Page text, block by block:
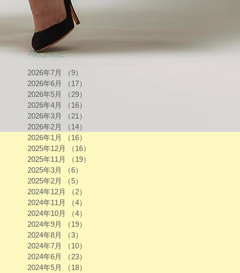
Archive
2026年7月 （9）
2026年6月
（17）
2026年5月
（29）
2026年4月
（16）
2026年3月
（21）
2026年2月
（14）
2026年1月
（16）
2025年12月
（16）
2025年11月
（19）
2025年3月
（6）
2025年2月
（5）
2024年12月
（2）
2024年11月
（4）
2024年10月
（4）
2024年9月
（19）
2024年8月
（3）
2024年7月
（10）
2024年6月
（23）
2024年5月
（18）